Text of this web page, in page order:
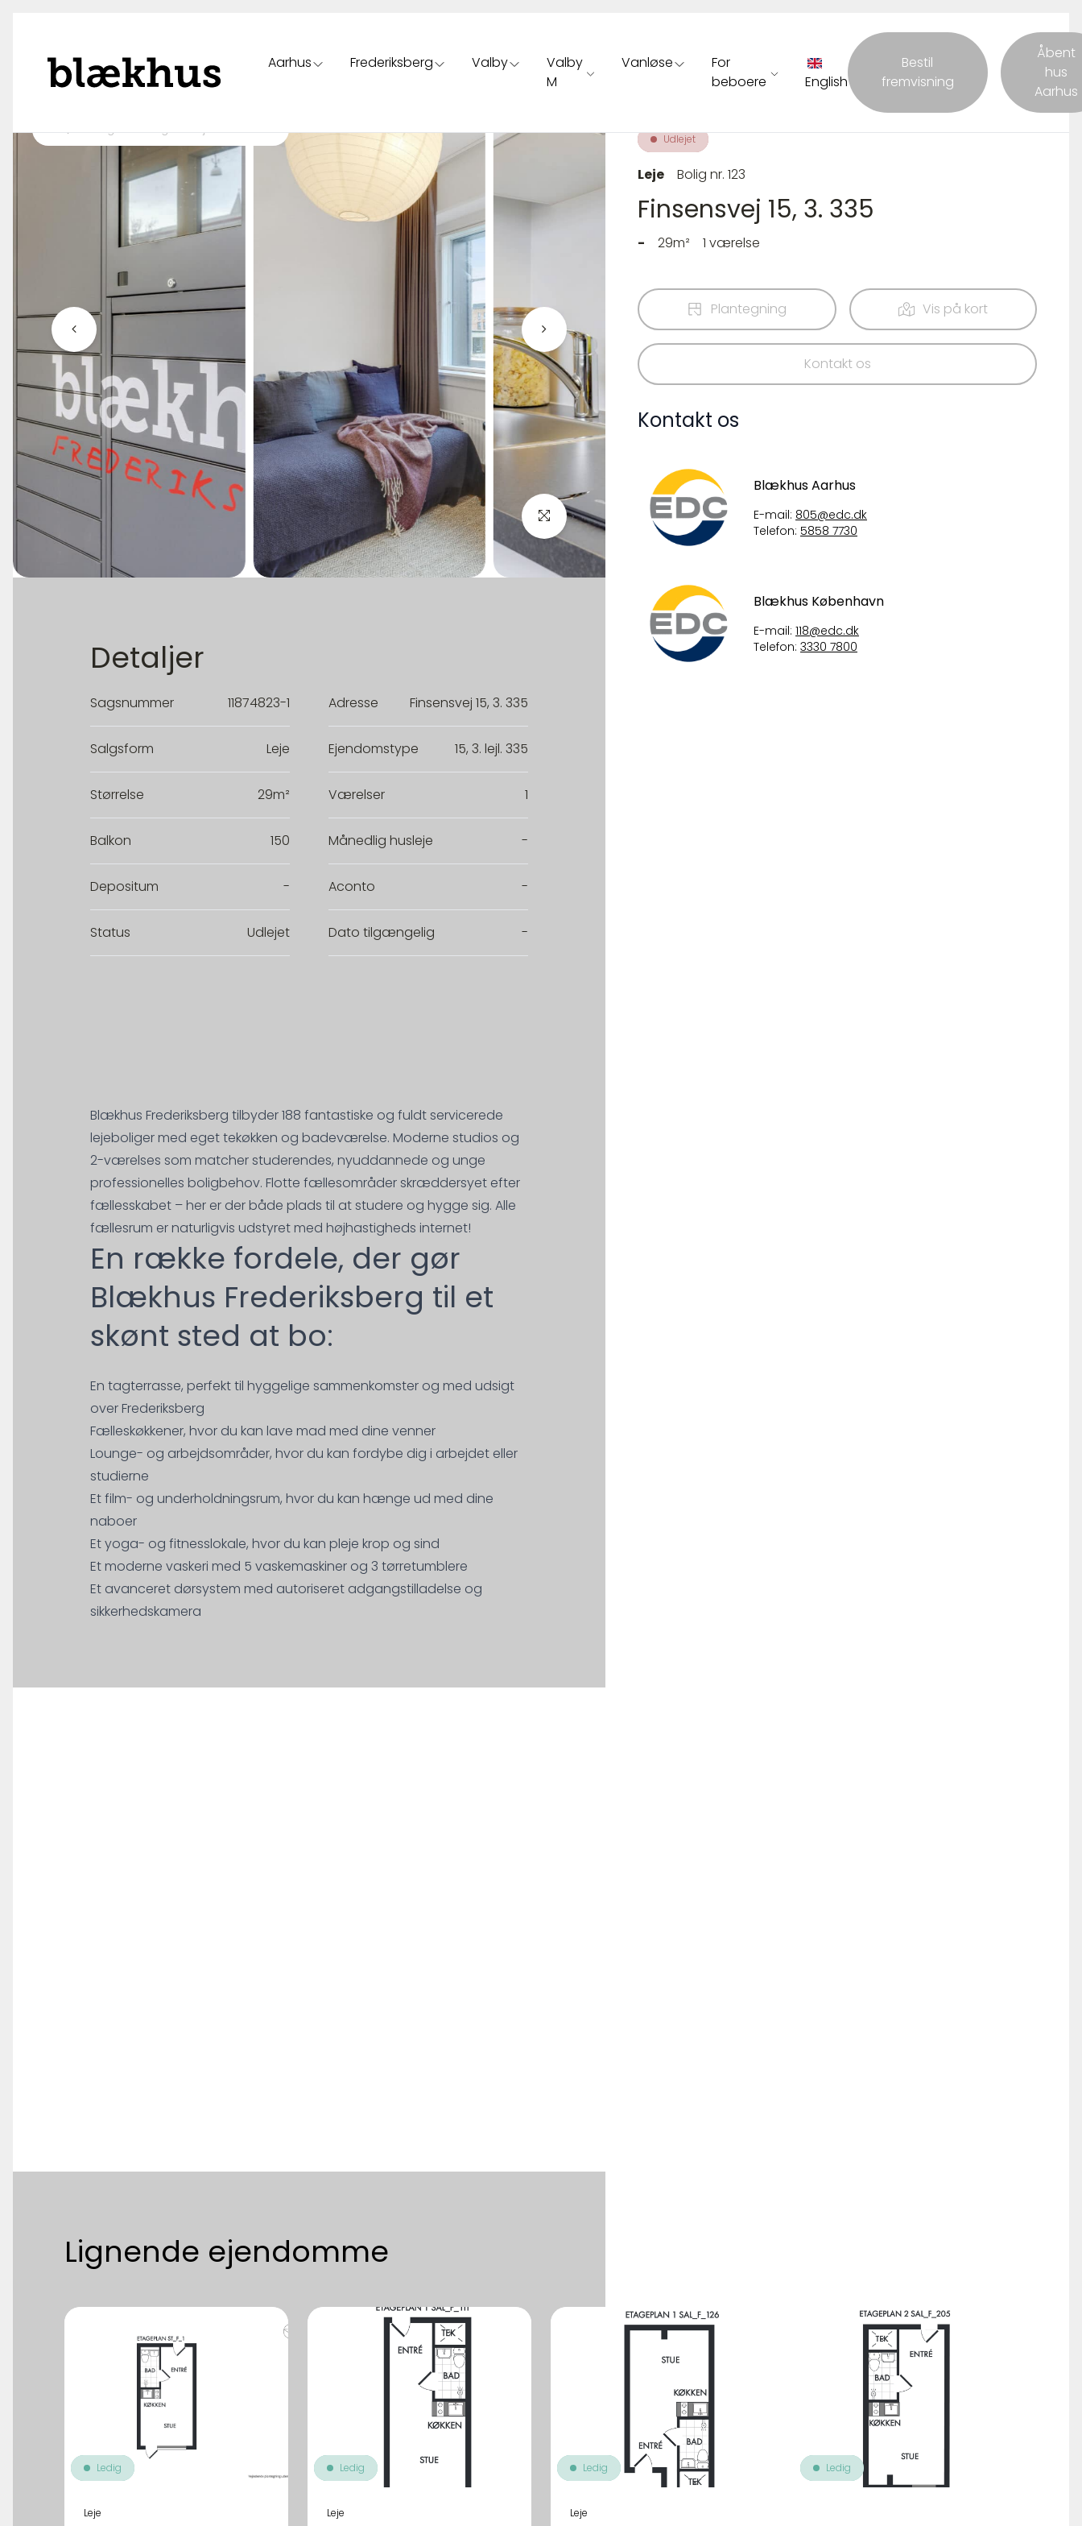
Aarhus Frederiksberg Valby
Valby
M
Vanløse
For
beboere
English
Bestil
fremvisning
Åbent
hus
Aarhus
Tilbage til oversigt over ejendomme
Udlejet
Leje Bolig nr. 123
Finsensvej 15, 3. 335
- 29m² 1 værelse
Plantegning Vis på kort
Kontakt os
Kontakt os
Blækhus Aarhus
E-mail: 805@edc.dk
Telefon: 5858 7730
Blækhus København
E-mail: 118@edc.dk
Telefon: 3330 7800
Detaljer
Sagsnummer 11874823-1 Adresse Finsensvej 15, 3. 335
Salgsform Leje Ejendomstype 15, 3. lejl. 335
Størrelse 29m² Værelser 1
Balkon 150 Månedlig husleje -
Depositum - Aconto -
Status Udlejet Dato tilgængelig -
Blækhus Frederiksberg tilbyder 188 fantastiske og fuldt servicerede
lejeboliger med eget tekøkken og badeværelse. Moderne studios og
2-værelses som matcher studerendes, nyuddannede og unge
professionelles boligbehov. Flotte fællesområder skræddersyet efter
fællesskabet – her er der både plads til at studere og hygge sig. Alle
fællesrum er naturligvis udstyret med højhastigheds internet!
En række fordele, der gør
Blækhus Frederiksberg til et
skønt sted at bo:
En tagterrasse, perfekt til hyggelige sammenkomster og med udsigt
over Frederiksberg
Fælleskøkkener, hvor du kan lave mad med dine venner
Lounge- og arbejdsområder, hvor du kan fordybe dig i arbejdet eller
studierne
Et film- og underholdningsrum, hvor du kan hænge ud med dine
naboer
Et yoga- og fitnesslokale, hvor du kan pleje krop og sind
Et moderne vaskeri med 5 vaskemaskiner og 3 tørretumblere
Et avanceret dørsystem med autoriseret adgangstilladelse og
sikkerhedskamera
Lignende ejendomme
Ledig
Leje
Ledig
Leje
Ledig
Leje
Ledig